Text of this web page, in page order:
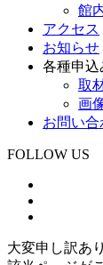
館
アクセス
お知らせ
各種申込
取
画
お問い合
FOLLOW US
大変申し訳あ